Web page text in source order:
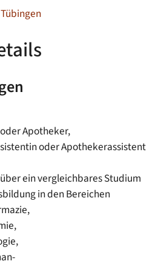
Apotheker,
oder Apothekerassistent
ein vergleichbares Studium
in den Bereichen